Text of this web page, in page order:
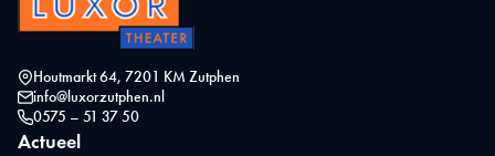
Houtmarkt 64, 7201 KM Zutphen
info@luxorzutphen.nl
0575 – 51 37 50
Actueel